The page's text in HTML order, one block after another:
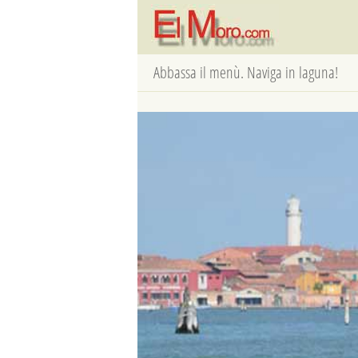
Abbassa il menù. Naviga in laguna!